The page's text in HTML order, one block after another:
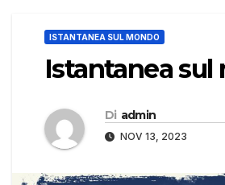
ISTANTANEA SUL MONDO
Istantanea sul
Di admin
NOV 13, 2023